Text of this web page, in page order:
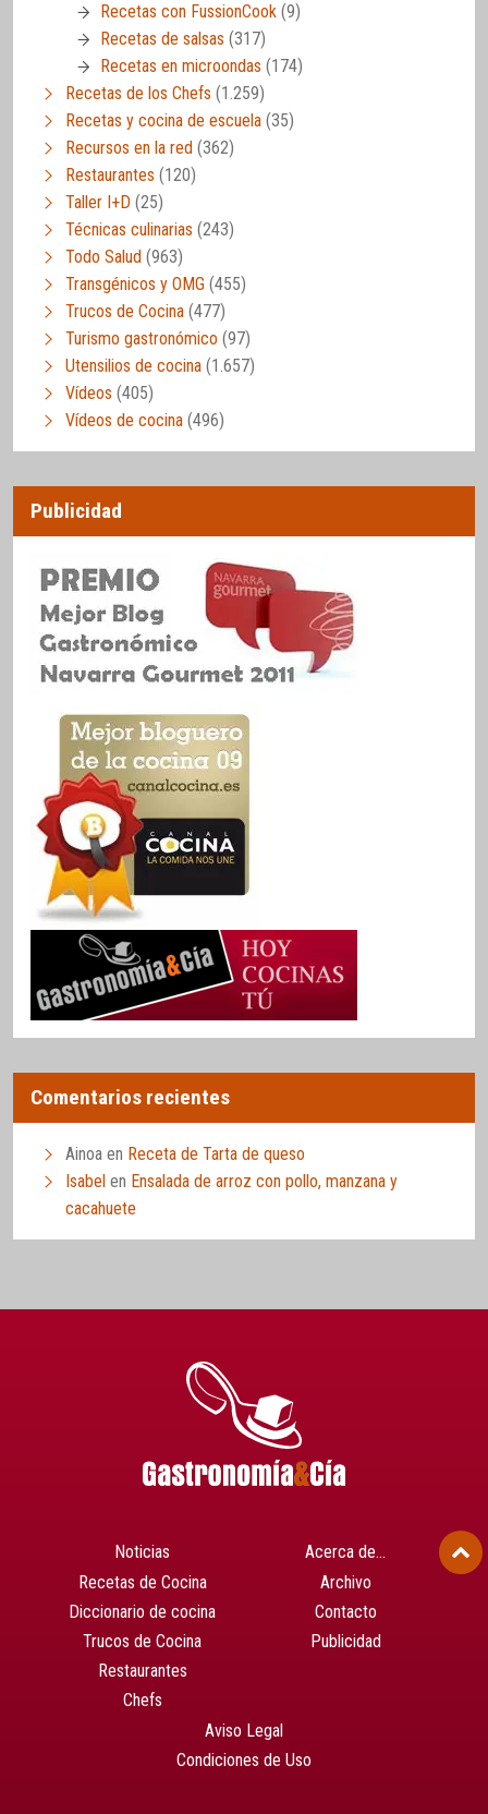
Recetas con FussionCook (9)
Recetas de salsas (317)
Recetas en microondas (174)
Recetas de los Chefs (1.259)
Recetas y cocina de escuela (35)
Recursos en la red (362)
Restaurantes (120)
Taller I+D (25)
Técnicas culinarias (243)
Todo Salud (963)
Transgénicos y OMG (455)
Trucos de Cocina (477)
Turismo gastronómico (97)
Utensilios de cocina (1.657)
Vídeos (405)
Vídeos de cocina (496)
Publicidad
Comentarios recientes
Ainoa en Receta de Tarta de queso
Isabel en Ensalada de arroz con pollo, manzana y
cacahuete
Noticias
Recetas de Cocina
Diccionario de cocina
Trucos de Cocina
Restaurantes
Chefs
Acerca de…
Archivo
Contacto
Publicidad
Aviso Legal
Condiciones de Uso